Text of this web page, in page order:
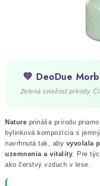
ANTIBAKTERIÁLNE A
DISTRIBÚCIA - B2B
CENY A SPÔSOBY
UPRATOVACIE SLUŽBY
💚 DeoDue
Zelená sviežosť prírody.
Nature prináša prírodu
bylinková kompozícia s
navrhnutá tak, aby vyvolala
uzemnenia a vitality. Pre
ako čerstvý vzduch v lese.